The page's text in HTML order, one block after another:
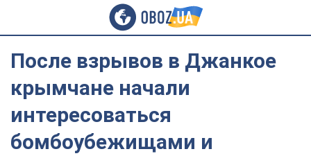
После взрывов в Джанкое
крымчане начали
интересоваться
бомбоубежищами и